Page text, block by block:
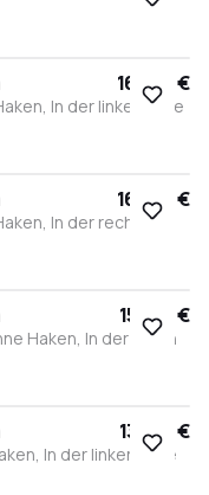
164,00 €
In der linken Ecke
164,00 €
In der rechten
155,00 €
Haken, In der linken
135,00 €
In der linken Ecke